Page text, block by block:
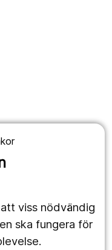
viss nödvändig
ska fungera för